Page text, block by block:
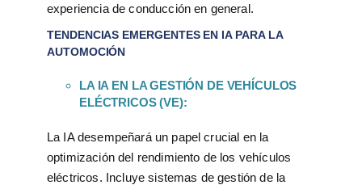
experiencia de conducción en general.
TENDENCIAS EMERGENTES EN IA PARA LA
AUTOMOCIÓN
LA IA EN LA GESTIÓN DE VEHÍCULOS
ELÉCTRICOS (VE):
La IA desempeñará un papel crucial en la
optimización del rendimiento de los vehículos
eléctricos. Incluye sistemas de gestión de la